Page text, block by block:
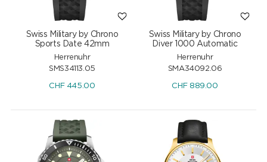
Swiss Military by Chrono
Sports Date 42mm
Herrenuhr
SMS34113.05
CHF445.00
Swiss Military by Chrono
Diver 1000 Automatic
Herrenuhr
SMA34092.06
CHF889.00